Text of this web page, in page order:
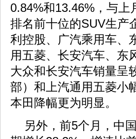
0.84%和13.46%，与
排名前十位的SUV生产
利控股、广汽乘用车、
用五菱、长安汽车、东
大众和长安汽车销量呈
部）和上汽通用五菱小
本田降幅更为明显。
另外，前5个月，中